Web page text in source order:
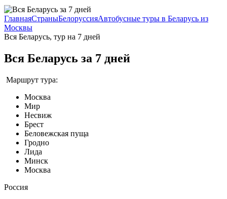
ГлавнаяСтраныБелоруссияАвтобусные туры в Беларусь из
Москвы
Вся Беларусь, тур на 7 дней
Вся Беларусь за 7 дней
Маршрут тура:
Москва
Мир
Несвиж
Брест
Беловежская пуща
Гродно
Лида
Минск
Москва
Россия